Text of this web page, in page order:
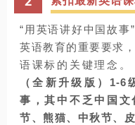
“用英语讲好中国故事
英语教育的重要要求
语课标的关键理念。
（全新升级版） 1-6
事，其中不乏中国文
节、熊猫、 中秋节、